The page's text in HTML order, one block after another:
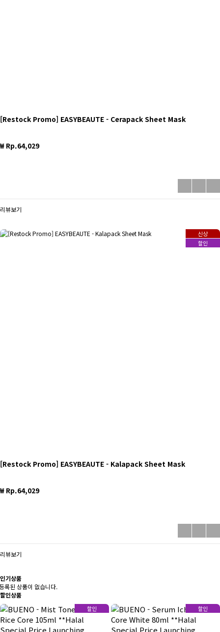
[Restock Promo] EASYBEAUTE - Cerapack Sheet Mask
₩ Rp.64,029
리뷰보기
신상
할인
[Restock Promo] EASYBEAUTE - Kalapack Sheet Mask
₩ Rp.64,029
리뷰보기
인기상품
록된 상품이 없습니다.
할인상품
할인 할인